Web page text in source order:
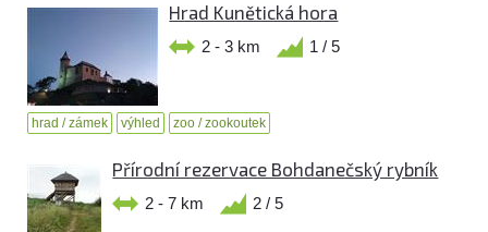
Hrad Kunětická hora
2 - 3 km 1 / 5
hrad / zámek výhled zoo / zookoutek
Přírodní rezervace Bohdanečský rybník
2 - 7 km 2 / 5